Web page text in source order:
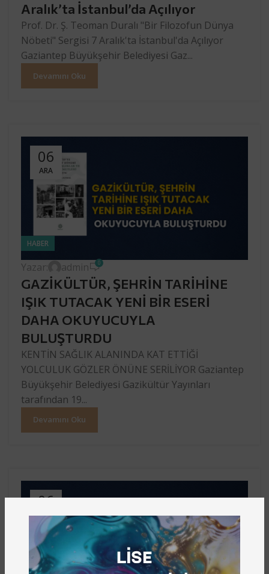
Aralık’ta İstanbul’da Açılıyor
Prof. Dr. Ş. Teoman Duralı "Bir Filozofun Dünya
Nöbeti" Sergisi 7 Aralık'ta İstanbul'da Açılıyor
Gaziantep Büyükşehir Belediyesi Gaz...
Devamını Oku
06
ARA
HABER
Yazar: admin 0
GAZİKÜLTÜR, ŞEHRİN TARİHİNE
IŞIK TUTACAK YENİ BİR ESERİ
DAHA OKUYUCUYLA
BULUŞTURDU
KENTİN SAĞLIK ALANINDA KAT ETTİĞİ
YOLCULUK GÖZLER ÖNÜNE SERİLİYOR Gaziantep
Büyükşehir Belediyesi Gazikültür Yayınları
tarafından 19...
Devamını Oku
06
ARA